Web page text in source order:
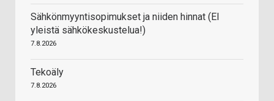
Sähkönmyyntisopimukset ja niiden hinnat (EI
yleistä sähkökeskustelua!)
7.8.2026
Tekoäly
7.8.2026